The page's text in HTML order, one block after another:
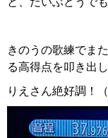
きのうの歌練でま
る高得点を叩き出
りえさん絶好調！